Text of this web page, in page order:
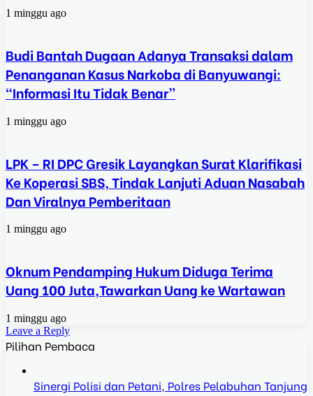
1 minggu ago
Budi Bantah Dugaan Adanya Transaksi dalam
Penanganan Kasus Narkoba di Banyuwangi:
“Informasi Itu Tidak Benar”
1 minggu ago
LPK – RI DPC Gresik Layangkan Surat Klarifikasi
Ke Koperasi SBS, Tindak Lanjuti Aduan Nasabah
Dan Viralnya Pemberitaan
1 minggu ago
Oknum Pendamping Hukum Diduga Terima
Uang 100 Juta,Tawarkan Uang ke Wartawan
1 minggu ago
Leave a Reply
Pilihan Pembaca
Sinergi Polisi dan Petani, Polres Pelabuhan Tanjung